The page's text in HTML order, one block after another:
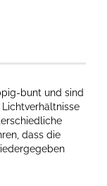
bunt und sind
dass die